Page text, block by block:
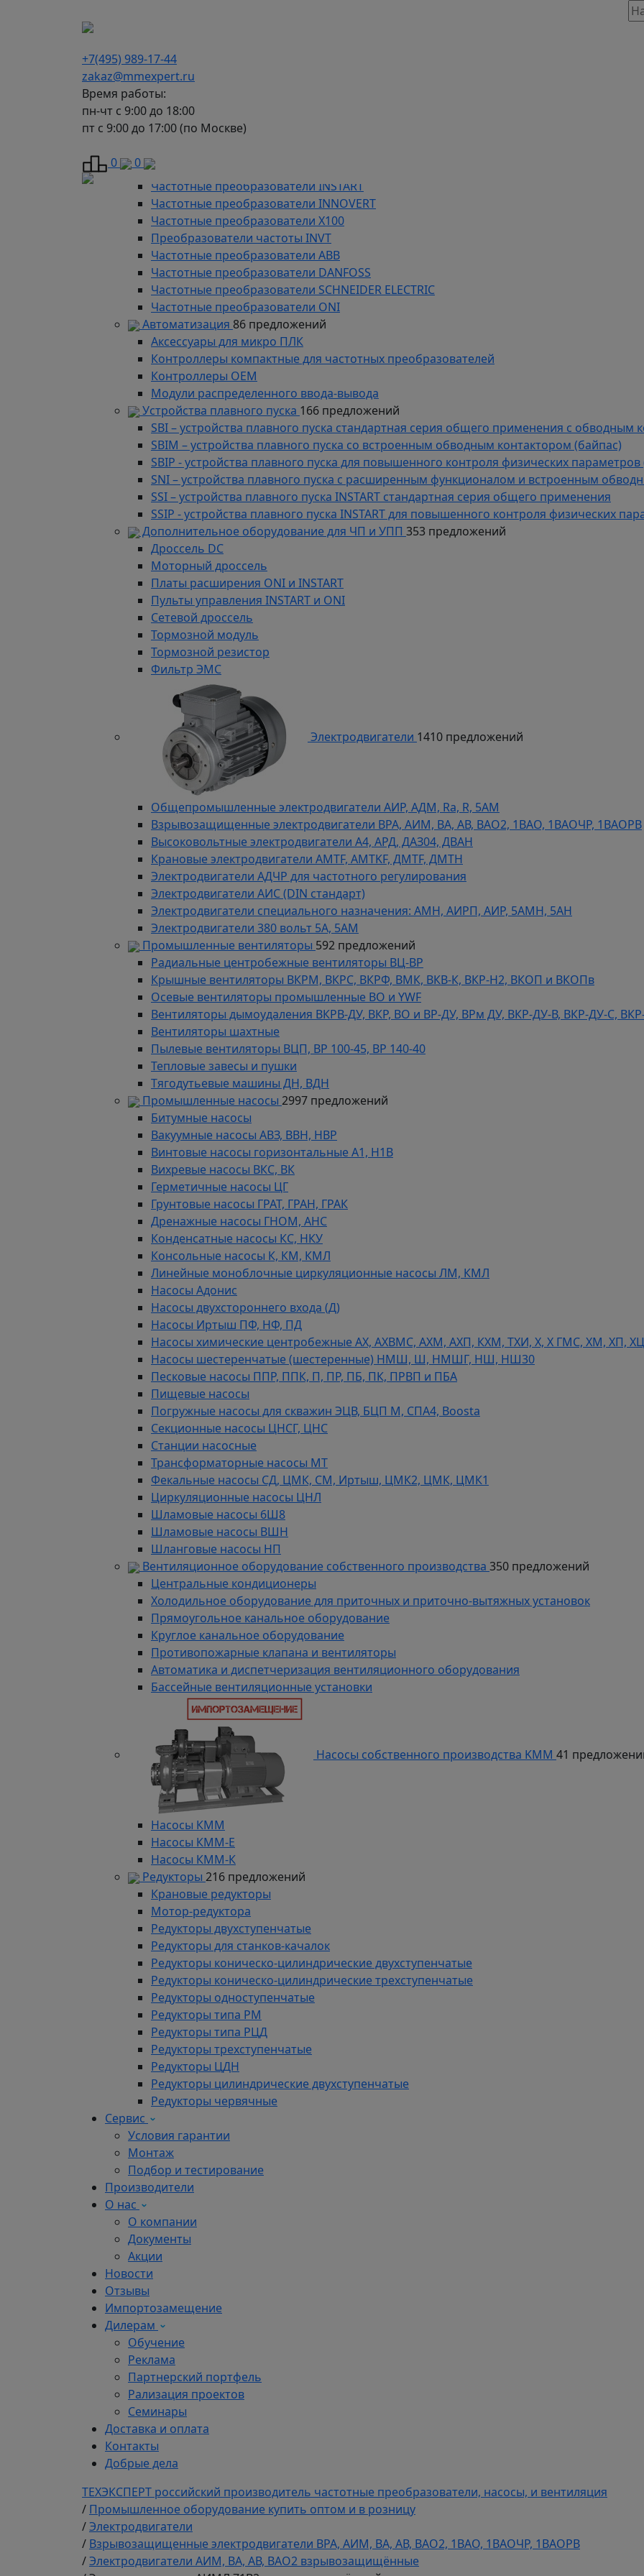
+7(495) 989-17-44
zakaz@mmexpert.ru
Время работы:
пн-чт с 9:00 до 18:00
пт с 9:00 до 17:00 (по Москве)
0 0
Каталог
Преобразователи частоты AD
Частотные преобразователи INSTART
Частотные преобразователи INNOVERT
Частотные преобразователи Х100
Преобразователи частоты INVT
Частотные преобразователи ABB
Частотные преобразователи DANFOSS
Частотные преобразователи SCHNEIDER ELECTRIC
Частотные преобразователи ONI
Автоматизация 86 предложений
Аксессуары для микро ПЛК
Контроллеры компактные для частотных преобразователей
Контроллеры ОЕМ
Модули распределенного ввода-вывода
Устройства плавного пуска 166 предложений
SBI – устройства плавного пуска стандартная серия общего применения с обводным
SBIM – устройства плавного пуска со встроенным обводным контактором (байпас)
SBIP - устройства плавного пуска для повышенного контроля физических
SNI – устройства плавного пуска с расширенным функционалом и встроенным
SSI – устройства плавного пуска INSTART стандартная серия общего применения
SSIP - устройства плавного пуска INSTART для повышенного контроля физических
Дополнительное оборудование для ЧП и УПП 353 предложений
Дроссель DC
Моторный дроссель
Платы расширения ONI и INSTART
Пульты управления INSTART и ONI
Сетевой дроссель
Тормозной модуль
Тормозной резистор
Фильтр ЭМС
Электродвигатели 1410 предложений
Общепромышленные электродвигатели АИР, АДМ, Ra, R, 5AM
Взрывозащищенные электродвигатели ВРА, АИМ, ВА, АВ, ВАO2, 1ВАО, 1ВАОЧР, 1ВАОРВ
Высоковольтные электродвигатели A4, АРД, ДАЗ04, ДВАН
Крановые электродвигатели AMTF, AMTKF, ДMTF, ДМТН
Электродвигатели АДЧР для частотного регулирования
Электродвигатели АИС (DIN стандарт)
Электродвигатели специального назначения: АМН, АИРП, АИР, 5АМН, 5АН
Электродвигатели 380 вольт 5А, 5АМ
Промышленные вентиляторы 592 предложений
Радиальные центробежные вентиляторы ВЦ-ВР
Крышные вентиляторы ВКРМ, ВКРС, ВКРФ, ВМК, ВКВ-К, ВКР-Н2, ВКОП и ВКОПв
Осевые вентиляторы промышленные ВО и YWF
Вентиляторы дымоудаления ВКРВ-ДУ, ВКР, ВО и ВР-ДУ, ВРм ДУ, ВКР-ДУ-В, ВКР-ДУ-С,
Вентиляторы шахтные
Пылевые вентиляторы ВЦП, ВР 100-45, ВР 140-40
Тепловые завесы и пушки
Тягодутьевые машины ДН, ВДН
Промышленные насосы 2997 предложений
Битумные насосы
Вакуумные насосы АВЗ, ВВН, НВР
Винтовые насосы горизонтальные А1, Н1В
Вихревые насосы ВКС, ВК
Герметичные насосы ЦГ
Грунтовые насосы ГРАТ, ГРАН, ГРАК
Дренажные насосы ГНОМ, АНС
Конденсатные насосы КС, НКУ
Консольные насосы К, КМ, КМЛ
Линейные моноблочные циркуляционные насосы ЛМ, КМЛ
Насосы Адонис
Насосы двухстороннего входа (Д)
Насосы Иртыш ПФ, НФ, ПД
Насосы химические центробежные АХ, АХВМС, АХМ, АХП, КХМ, ТХИ, Х, Х ГМС, ХМ, ХП,
Насосы шестеренчатые (шестеренные) НМШ, Ш, НМШГ, НШ, НШ30
Песковые насосы ППР, ППК, П, ПР, ПБ, ПК, ПРВП и ПБА
Пищевые насосы
Погружные насосы для скважин ЭЦВ, БЦП М, СПА4, Boosta
Секционные насосы ЦНСГ, ЦНС
Станции насосные
Трансформаторные насосы МТ
Фекальные насосы СД, ЦМК, СМ, Иртыш, ЦМК2, ЦМК, ЦМК1
Циркуляционные насосы ЦНЛ
Шламовые насосы 6Ш8
Шламовые насосы ВШН
Шланговые насосы НП
Вентиляционное оборудование собственного производства 350 предложений
Центральные кондиционеры
Холодильное оборудование для приточных и приточно-вытяжных установок
Прямоугольное канальное оборудование
Круглое канальное оборудование
Противопожарные клапана и вентиляторы
Автоматика и диспетчеризация вентиляционного оборудования
Бассейные вентиляционные установки
Насосы собственного производства KMM 41
Насосы КММ
Насосы КММ-Е
Насосы КММ-К
Редукторы 216 предложений
Крановые редукторы
Мотор-редуктора
Редукторы двухступенчатые
Редукторы для станков-качалок
Редукторы коническо-цилиндрические двухступенчатые
Редукторы коническо-цилиндрические трехступенчатые
Редукторы одноступенчатые
Редукторы типа РМ
Редукторы типа РЦД
Редукторы трехступенчатые
Редукторы ЦДН
Редукторы цилиндрические двухступенчатые
Редукторы червячные
Сервис
Условия гарантии
Монтаж
Подбор и тестирование
Производители
О нас
О компании
Документы
Акции
Новости
Отзывы
Импортозамещение
Дилерам
Обучение
Реклама
Партнерский портфель
Рализация проектов
Семинары
Доставка и оплата
Контакты
Добрые дела
ТЕХЭКСПЕРТ российский производитель частотные преобразователи, насосы, и вентиляция
/ Промышленное оборудование купить оптом и в розницу
/Электродвигатели
/ Взрывозащищенные электродвигатели ВРА, АИМ, ВА, АВ, ВАO2, 1ВАО, 1ВАОЧР, 1ВАОРВ
/Электродвигатели АИМ, ВА, АВ, ВАО2 взрывозащищённые